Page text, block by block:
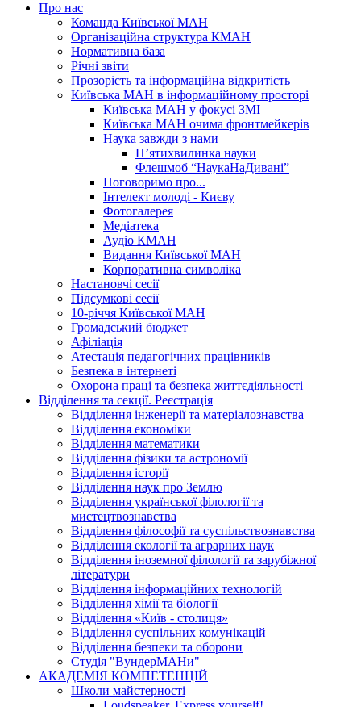
Про нас
Команда Київської МАН
Організаційна структура КМАН
Нормативна база
Річні звіти
Прозорість та інформаційна відкритість
Київська МАН в інформаційному просторі
Київська МАН у фокусі ЗМІ
Київська МАН очима фронтмейкерів
Наука завжди з нами
П’ятихвилинка науки
Флешмоб “НаукаНаДивані”
Поговоримо про...
Інтелект молоді - Києву
Фотогалерея
Медіатека
Аудіо КМАН
Видання Київської МАН
Корпоративна символіка
Настановчі сесії
Підсумкові сесії
10-річчя Київської МАН
Громадський бюджет
Афіліація
Атестація педагогічних працівників
Безпека в інтернеті
Охорона праці та безпека життєдіяльності
Відділення та секції. Реєстрація
Відділення інженерії та матеріалознавства
Відділення економіки
Відділення математики
Відділення фізики та астрономії
Відділення історії
Відділення наук про Землю
Відділення української філології та
мистецтвознавства
Відділення філософії та суспільствознавства
Відділення екології та аграрних наук
Відділення іноземної філології та зарубіжної
літератури
Відділення інформаційних технологій
Відділення хімії та біології
Відділення «Київ - столиця»
Відділення суспільних комунікацій
Відділення безпеки та оборони
Студія "ВундерМАНи"
АКАДЕМІЯ КОМПЕТЕНЦІЙ
Школи майстерності